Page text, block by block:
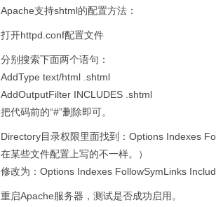
Apache支持shtml的配置方法：
打开httpd.conf配置文件
分别搜索下面两个语句：
AddType text/html .shtml
AddOutputFilter INCLUDES .shtml
把代码前的“#”删除即可。
Directory目录权限里面找到：Options Indexes
在某些文件配置上写的不一样。）
修改为：Options Indexes FollowSymLinks
重启Apache服务器，测试是否成功启用。